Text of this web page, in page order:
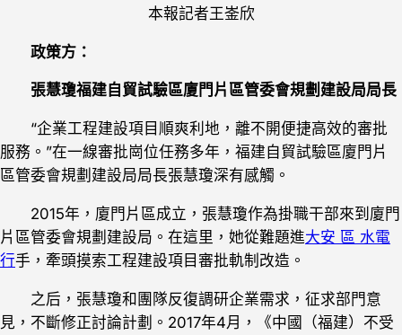
本報記者王崟欣
政策方：
張慧瓊福建自貿試驗區廈門片區管委會規劃建設局局長
“企業工程建設項目順爽利地，離不開便捷高效的審批
服務。”在一線審批崗位任務多年，福建自貿試驗區廈門片
區管委會規劃建設局局長張慧瓊深有感觸。
2015年，廈門片區成立，張慧瓊作為掛職干部來到廈門
片區管委會規劃建設局。在這里，她從難題進大安 區 水電
行手，牽頭摸索工程建設項目審批軌制改造。
之后，張慧瓊和團隊反復調研企業需求，征求部門意
見，不斷修正討論計劃。2017年4月，《中國（福建）不受